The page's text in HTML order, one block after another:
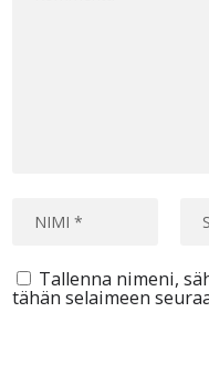
Tallenna nimeni,
tähän selaimeen